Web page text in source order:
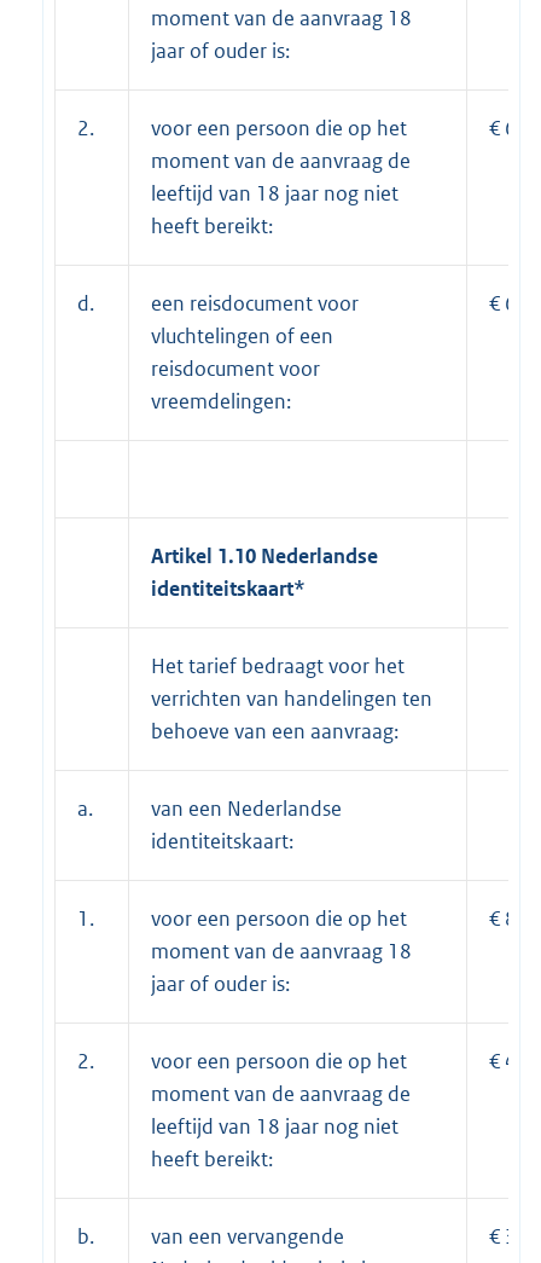
moment van de aanvraag 18
jaar of ouder is:
2.
voor een persoon die op het
moment van de aanvraag de
leeftijd van 18 jaar nog niet
heeft bereikt:
€
d.
een reisdocument voor
vluchtelingen of een
reisdocument voor
vreemdelingen:
€
Artikel 1.10 Nederlandse
identiteitskaart*
Het tarief bedraagt voor het
verrichten van handelingen ten
behoeve van een aanvraag:
a.
van een Nederlandse
identiteitskaart:
1.
voor een persoon die op het
moment van de aanvraag 18
jaar of ouder is:
€
2.
voor een persoon die op het
moment van de aanvraag de
leeftijd van 18 jaar nog niet
heeft bereikt:
€
b.
van een vervangende
€